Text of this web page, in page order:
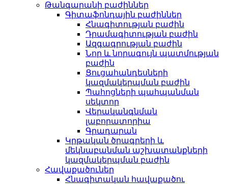
Թանգարանի բաժիններ
Գիտաֆոնդային բաժիններ
Հնագիտության բաժին
Դրամագիտության բաժին
Ազգագրության բաժին
Նոր և նորագույն պատմության
բաժին
Ցուցահանդեսների
կազմակերպման բաժին
Պահոցների պահպանման
սեկտոր
Վերականգնման
լաբորատորիա
Գրադարան
Կրթական ծրագրերի և
մեկնաբանման աշխատանքների
կազմակերպման բաժին
Հավաքածուներ
Հնագիտական հավաքածու